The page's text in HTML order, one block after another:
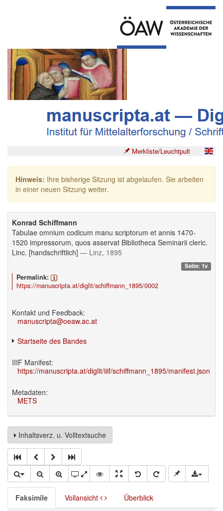
Merkliste/Leuchtpult
Hinweis: Ihre bisherige Sitzung ist abgelaufen. Sie arbeiten
in einer neuen Sitzung weiter.
Konrad Schiffmann
Tabulae omnium codicum manu scriptorum et annis 1470-
1520 impressorum, quos asservat Bibliotheca Seminarii cleric.
Linc. [handschriftlich] — Linz, 1895
Seite: 1v
Permalink:
https://manuscripta.at/diglit/schiffmann_1895/0002
Kontakt und Feedback:
manuscripta@oeaw.ac.at
Startseite des Bandes
IIIF Manifest:
https://manuscripta.at/diglit/iiif/schiffmann_1895/manifest.json
Metadaten:
METS
Inhaltsverz. u. Volltextsuche
Faksimile Vollansicht Überblick